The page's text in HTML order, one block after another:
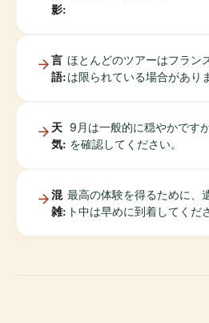
影:
言
語:
ほとんどのツアーはフラン
は限られている場合があり
天
気:
9月は一般的に穏やかです
を確認してください。
混
雑:
最高の体験を得るために、
ト中は早めに到着してくだ